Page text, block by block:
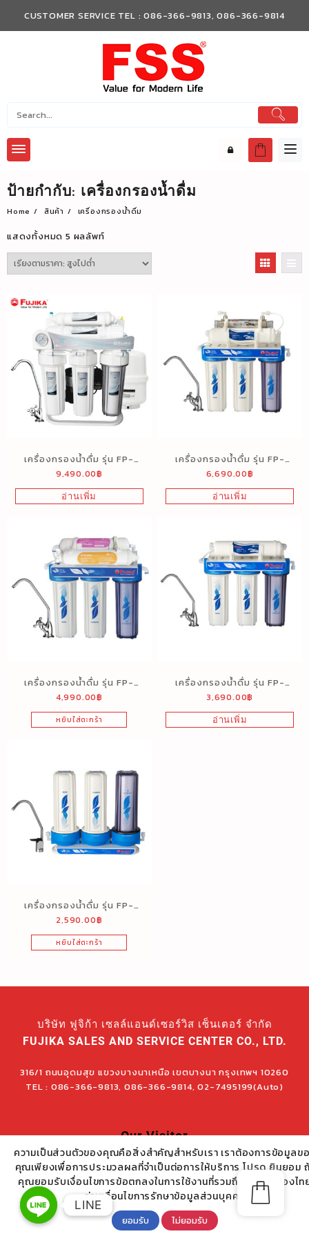
ความเป็นส่วนตัวของคุณคือสิ่งสำคัญสำหรับเรา เราต้องการข้อมูลข
คุณเพียงเพื่อการประมวลผลที่จำเป็นต่อการให้บริการ โปรด ยินยอม
คุณยอมรับเงื่อนไขการข้อตกลงในการใช้งานที่รวมถึง PDPA ของไท
อ่านเงื่อนไขการรักษาข้อมูลส่วนบุคคล
ยอมรับ ไม่ยอมรับ
content
CUSTOMER SERVICE TEL : 086-366-9813, 086-366-9814
ป้ายกำกับ: เครื่องกรองน้ำดื่ม
Home สินค้า เครื่องกรองน้ำดื่ม
แสดงทั้งหมด 5 ผลลัพท์
เครื่องกรองน้ำดื่ม รุ่น FP-
564RO (Reverse Osmosis)
5 ขั้นตอน
9,490.00฿
อ่านเพิ่ม
เครื่องกรองน้ำดื่ม รุ่น FP-
549UF (5 ขั้นตอน UV)
6,690.00฿
อ่านเพิ่ม
เครื่องกรองน้ำดื่ม รุ่น FP-
549HF (5 ขั้นตอน)
4,990.00฿
หยิบใส่ตะกร้า
เครื่องกรองน้ำดื่ม รุ่น FP-
449F (4 ขั้นตอน)
3,690.00฿
อ่านเพิ่ม
เครื่องกรองน้ำดื่ม รุ่น FP-
349F (3 ขั้นตอน)
2,590.00฿
หยิบใส่ตะกร้า
บริษัท ฟูจิก้า เซลล์แอนด์เซอร์วิส เซ็นเตอร์ จำกัด
FUJIKA SALES AND SERVICE CENTER CO., LTD.
316/1 ถนนอุดมสุข แขวงบางนาเหนือ เขตบางนา กรุงเทพฯ 10260
TEL : 086-366-9813, 086-366-9814, 02-7495199(Auto)
Our Visitor
Copyright Fujika 2022
LINE
LINE